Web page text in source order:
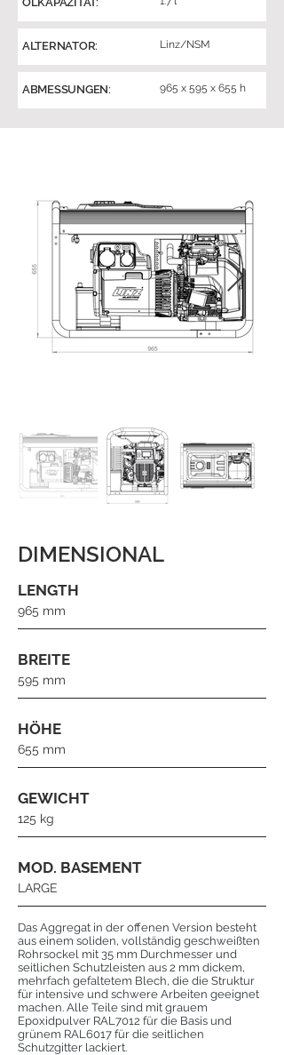
ALTERNATOR: Linz/NSM
ABMESSUNGEN: 965 x 595 x 655 h
DIMENSIONAL
LENGTH
965 mm
BREITE
595 mm
HÖHE
655 mm
GEWICHT
125 kg
MOD. BASEMENT
LARGE
Das Aggregat in der offenen Version besteht
aus einem soliden, vollständig geschweißten
Rohrsockel mit 35 mm Durchmesser und
seitlichen Schutzleisten aus 2 mm dickem,
mehrfach gefaltetem Blech, die die Struktur
für intensive und schwere Arbeiten geeignet
machen. Alle Teile sind mit grauem
Epoxidpulver RAL7012 für die Basis und
grünem RAL6017 für die seitlichen
Schutzgitter lackiert.